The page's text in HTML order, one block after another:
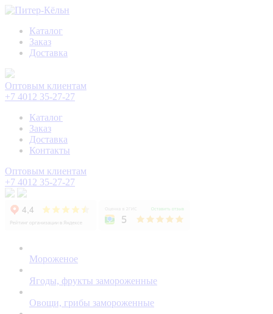
Каталог
Заказ
Доставка
Оптовым клиентам
+7 4012 35-27-27
Каталог
Заказ
Доставка
Контакты
Оптовым клиентам
+7 4012 35-27-27
Мороженое
Ягоды, фрукты замороженные
Овощи, грибы замороженные